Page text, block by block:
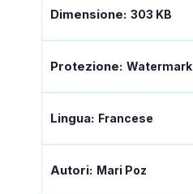
Dimensione: 303 KB
Protezione: Watermark
Lingua: Francese
Autori: Mari Poz